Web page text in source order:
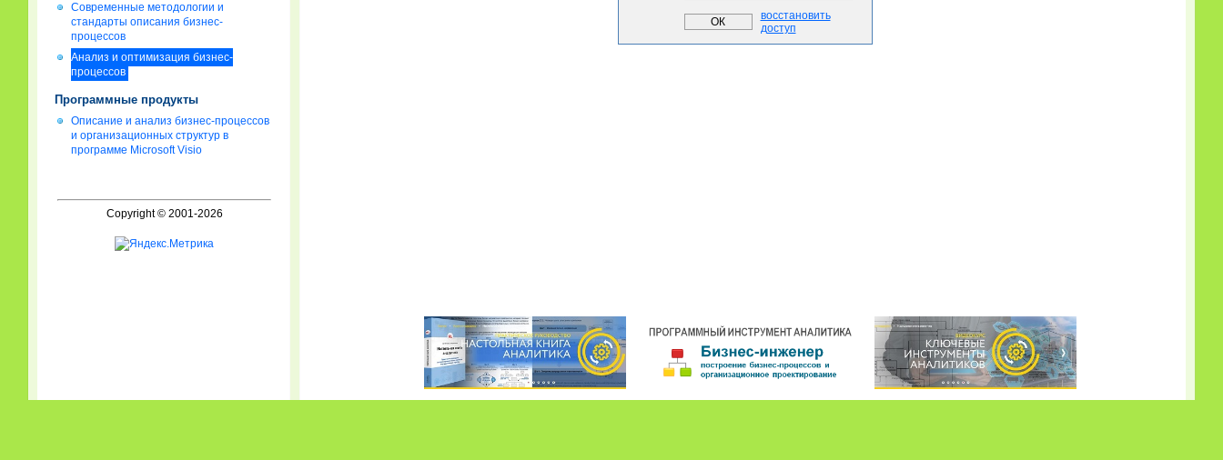
Современные методологии и
стандарты описания бизнес-
процессов
Анализ и оптимизация бизнес-
процессов
Программные продукты
Описание и анализ бизнес-процессов
и организационных структур в
программе Microsoft Visio
Copyright © 2001-2026
восстановить
доступ